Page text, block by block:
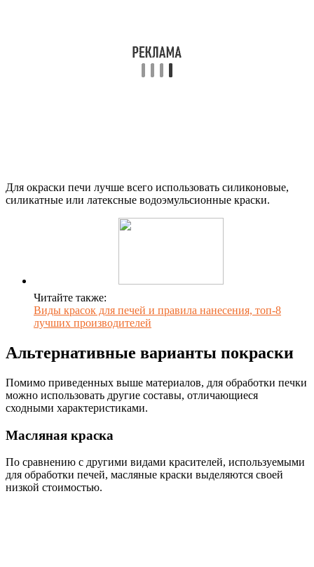
Для окраски печи лучше всего использовать силиконовые,
силикатные или латексные водоэмульсионные краски.
Читайте также:
Виды красок для печей и правила нанесения, топ-8
лучших производителей
Альтернативные варианты покраски
Помимо приведенных выше материалов, для обработки печки
можно использовать другие составы, отличающиеся
сходными характеристиками.
Масляная краска
По сравнению с другими видами красителей, используемыми
для обработки печей, масляные краски выделяются своей
низкой стоимостью.